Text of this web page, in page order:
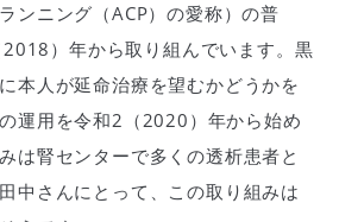
ンニング（ACP）の愛称）の普
）年から取り組んでいます。黒
本人が延命治療を望むかどうかを
運用を令和2（2020）年から始め
は腎センターで多くの透析患者と
中さんにとって、この取り組みは